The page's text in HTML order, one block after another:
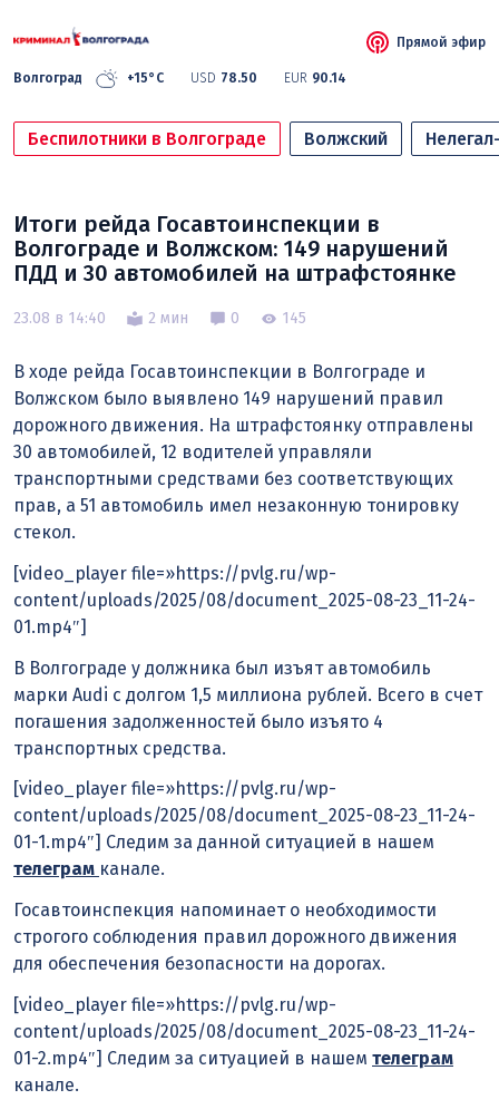
Волгоград +15°C USD 78.50 EUR 90.14
Прямой эфир
Беспилотники в Волгограде Волжский
Итоги рейда Госавтоинспекции в
Волгограде и Волжском: 149 нарушений
ПДД и 30 автомобилей на штрафстоянке
23.08 в 14:40 2 мин 0 145
В ходе рейда Госавтоинспекции в Волгограде и
Волжском было выявлено 149 нарушений правил
дорожного движения. На штрафстоянку отправлены
30 автомобилей, 12 водителей управляли
транспортными средствами без соответствующих
прав, а 51 автомобиль имел незаконную тонировку
стекол.
[video_player file=»https://pvlg.ru/wp-
content/uploads/2025/08/document_2025-08-23_11-24-
01.mp4″]
В Волгограде у должника был изъят автомобиль
марки Audi с долгом 1,5 миллиона рублей. Всего в счет
погашения задолженностей было изъято 4
транспортных средства.
[video_player file=»https://pvlg.ru/wp-
content/uploads/2025/08/document_2025-08-23_11-24-
01-1.mp4″] Следим за данной ситуацией в нашем
телеграм канале.
Госавтоинспекция напоминает о необходимости
строгого соблюдения правил дорожного движения
для обеспечения безопасности на дорогах.
[video_player file=»https://pvlg.ru/wp-
content/uploads/2025/08/document_2025-08-23_11-24-
01-2.mp4″] Следим за ситуацией в нашем телеграм
канале.